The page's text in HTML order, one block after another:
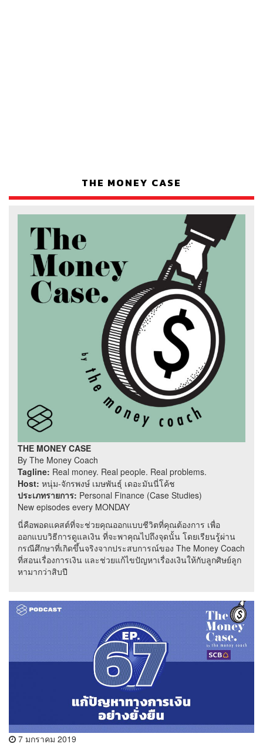
THE MONEY CASE
THE MONEY CASE
By The Money Coach
Tagline: Real money. Real people. Real problems.
Host: หนุ่ม-จักรพงษ์ เมษพันธุ์ เดอะมันนี่โค้ช
ประเภทรายการ: Personal Finance (Case Studies)
New episodes every MONDAY
นี่คือพอดแคสต์ที่จะช่วยคุณออกแบบชีวิตที่คุณต้องการ เพื่อ
ออกแบบวิธีการดูแลเงิน ที่จะพาคุณไปถึงจุดนั้น โดยเรียนรู้ผ่าน
กรณีศึกษาที่เกิดขึ้นจริงจากประสบการณ์ของ The Money Coach
ที่สอนเรื่องการเงิน และช่วยแก้ไขปัญหาเรื่องเงินให้กับลูกศิษย์ลูก
หามากว่าสิบปี
7 มกราคม 2019